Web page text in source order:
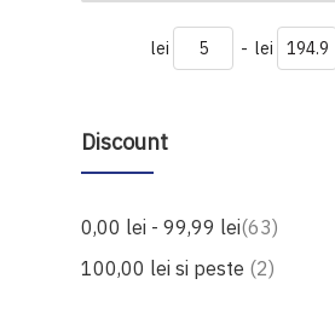
lei - lei
Discount
0,00 lei -99,99 lei 63produse
100,00 lei si peste 2produse